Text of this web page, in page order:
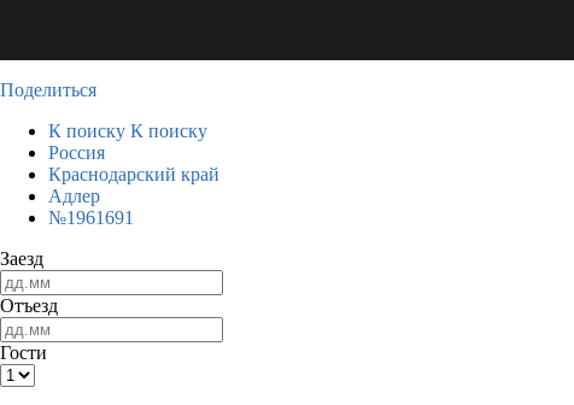
Поделиться
К поиску К поиску
Россия
Краснодарский край
Адлер
№1961691
Заезд
Отъезд
Гости